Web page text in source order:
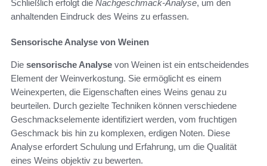
Schließlich erfolgt die Nachgeschmack-Analyse, um den
anhaltenden Eindruck des Weins zu erfassen.
Sensorische Analyse von Weinen
Die sensorische Analyse von Weinen ist ein entscheidendes
Element der Weinverkostung. Sie ermöglicht es einem
Weinexperten, die Eigenschaften eines Weins genau zu
beurteilen. Durch gezielte Techniken können verschiedene
Geschmackselemente identifiziert werden, vom fruchtigen
Geschmack bis hin zu komplexen, erdigen Noten. Diese
Analyse erfordert Schulung und Erfahrung, um die Qualität
eines Weins objektiv zu bewerten.